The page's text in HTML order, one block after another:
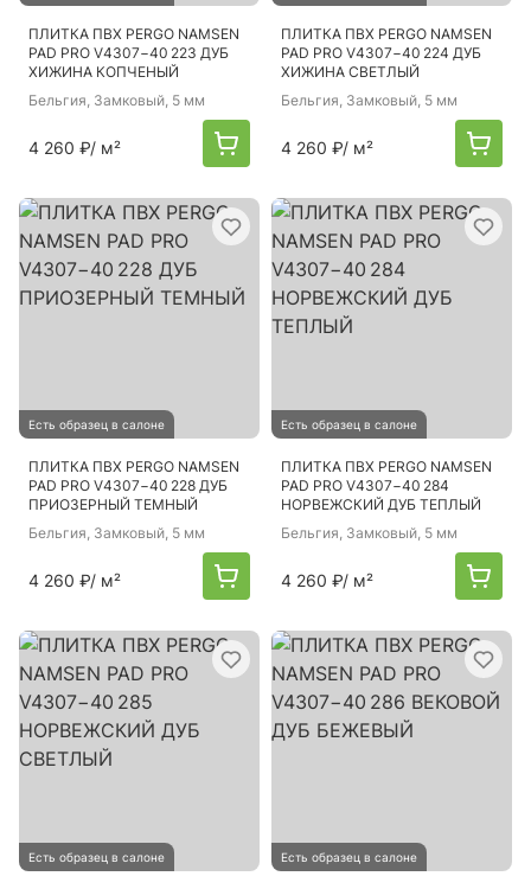
ПЛИТКА ПВХ PERGO NAMSEN
PAD PRO V4307−40 223 ДУБ
ХИЖИНА КОПЧЕНЫЙ
Бельгия, Замковый, 5 мм
4 260 ₽/ м²
ПЛИТКА ПВХ PERGO NAMSEN
PAD PRO V4307−40 224 ДУБ
ХИЖИНА СВЕТЛЫЙ
Бельгия, Замковый, 5 мм
4 260 ₽/ м²
Есть образец в салоне
ПЛИТКА ПВХ PERGO NAMSEN
PAD PRO V4307−40 228 ДУБ
ПРИОЗЕРНЫЙ ТЕМНЫЙ
Бельгия, Замковый, 5 мм
4 260 ₽/ м²
Есть образец в салоне
ПЛИТКА ПВХ PERGO NAMSEN
PAD PRO V4307−40 284
НОРВЕЖСКИЙ ДУБ ТЕПЛЫЙ
Бельгия, Замковый, 5 мм
4 260 ₽/ м²
Есть образец в салоне Есть образец в салоне